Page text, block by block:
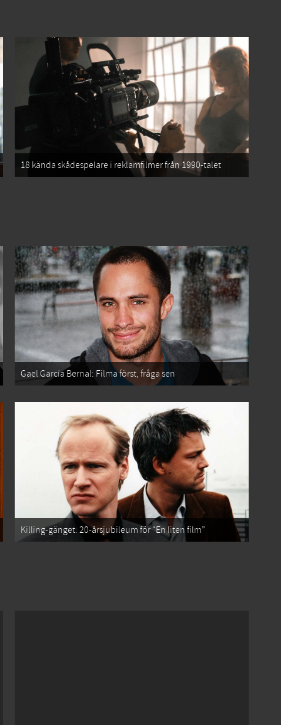
18 kända skådespelare i reklamfilmer från 1990-talet
Gael García Bernal: Filma först, fråga sen
Killing-gänget: 20-årsjubileum för “En liten film”